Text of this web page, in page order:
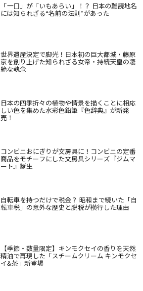
「一口」が「いもあらい」！？ 日本の難読地名
には知られざる“名前の法則”があった
世界遺産決定で脚光！日本初の巨大都城・藤原
京を創り上げた知られざる女帝・持統天皇の凄
絶な執念
日本の四季折々の植物や情景を描くことに相応
しい色を集めた水彩色鉛筆『色辞典』が新発
売！
コンビニおにぎりが文房具に！コンビニの定番
商品をモチーフにした文房具シリーズ『ジムマ
ート』誕生
自転車を持つだけで税金？ 昭和まで続いた「自
転車税」の意外な歴史と脱税が横行した理由
【季節・数量限定】キンモクセイの香りを天然
精油で再現した「スチームクリーム キンモクセ
イ&茶」新登場